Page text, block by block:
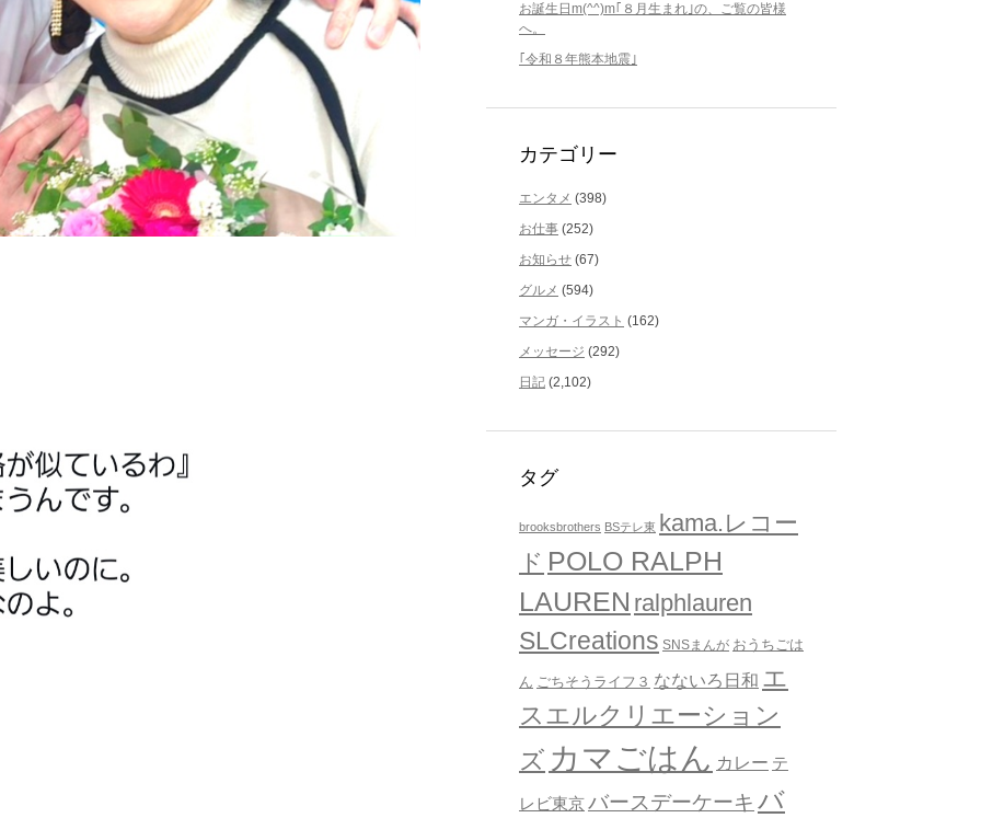
お誕生日m(^^)m｢８月生まれ｣の、ご覧の皆様
へ。
｢令和８年熊本地震｣
カテゴリー
エンタメ (398)
お仕事 (252)
お知らせ (67)
グルメ (594)
マンガ・イラスト (162)
メッセージ (292)
日記 (2,102)
タグ
brooksbrothers BSテレ東 kama.レコー
ド POLO RALPH
LAUREN ralphlauren
SLCreations SNSまんが おうちごは
ん ごちそうライフ３ なないろ日和 エ
スエルクリエーション
ズ カマごはん カレー テ
レビ東京バースデーケーキ バ